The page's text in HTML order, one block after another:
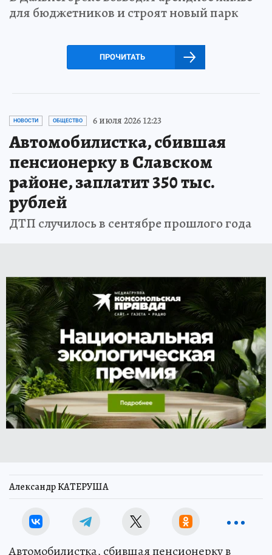
для бюджетников и строят новый парк
ПРОЧИТАТЬ
НОВОСТИ ОБЩЕСТВО 6 июля 2026 12:23
Автомобилистка, сбившая
пенсионерку в Славском
районе, заплатит 350 тыс.
рублей
ДТП случилось в сентябре прошлого года
Александр КАТЕРУША
Автомобилистка, сбившая пенсионерку в